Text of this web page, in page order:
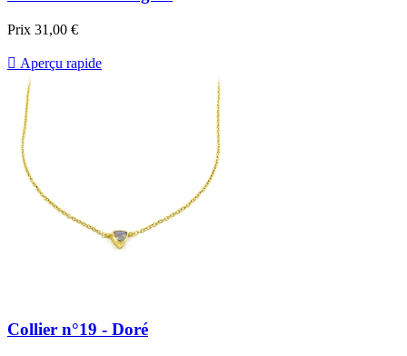
Prix 31,00 €
 Aperçu rapide
Collier n°19 - Doré